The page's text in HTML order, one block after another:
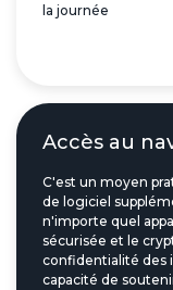
la journée
Accès au
C'est un moyen
de logiciel
n'importe quel
sécurisée et le
confidentialité des
capacité de